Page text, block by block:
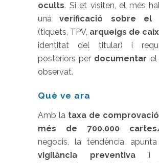
ocults. Si et visiten, el més
unaverificació sobre el
(tiquets, TPV, arqueigs de
identitat del titular) i
posteriors per documentar el
observat.
Què ve ara
Amb la taxa de comprovació
més de 700.000
negocis, la tendència
vigilància preventiva i